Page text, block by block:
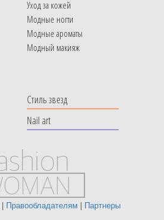
Уход за кожей
Модные ногти
Модные ароматы
Модный макияж
Стиль звезд
Nail art
| Правообладателям | Партнеры